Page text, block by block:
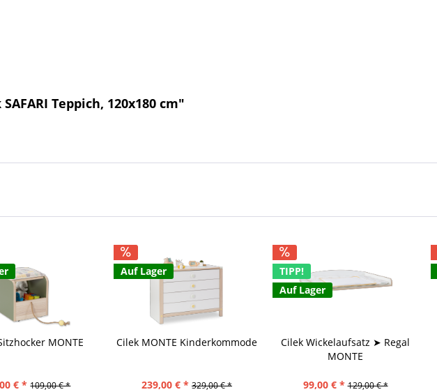
Teppich, 120x180 cm"
MONTE
€ * 109,00 € *
Auf Lager
Cilek MONTE Kinderkommode
239,00 € * 329,00 € *
TIPP!
Auf Lager
Cilek Wickelaufsatz ➤ Regal
MONTE
99,00 € * 129,00 € *